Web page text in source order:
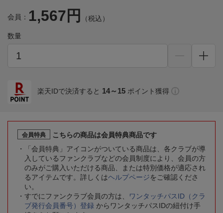
会員： 1,567円 （税込）
数量
楽天IDで決済すると 14～15 ポイント獲得
会員特典
こちらの商品は会員特典商品です
「会員特典」アイコンがついている商品は、各クラブが導
入しているファンクラブなどの会員制度により、会員の方
のみがご購入いただける商品、または特別価格が適応され
るアイテムです。詳しくはヘルプページをご確認くださ
い。
すでにファンクラブ会員の方は、
ワンタッチパスID（クラ
ブ発行会員番号）登録 からワンタッチパスIDの紐付け手